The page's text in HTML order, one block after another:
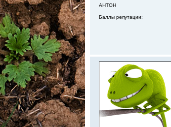
АНТОН
Баллы репутации: